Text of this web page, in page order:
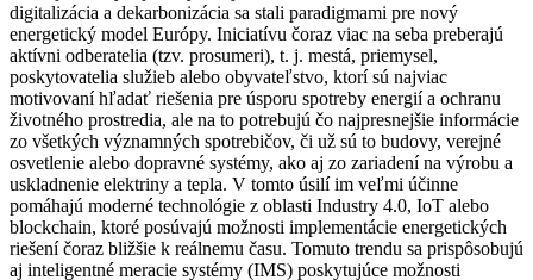
digitalizácia a dekarbonizácia sa stali paradigmami pre nový
energetický model Európy. Iniciatívu čoraz viac na seba preberajú
aktívni odberatelia (tzv. prosumeri), t. j. mestá, priemysel,
poskytovatelia služieb alebo obyvateľstvo, ktorí sú najviac
motivovaní hľadať riešenia pre úsporu spotreby energií a ochranu
životného prostredia, ale na to potrebujú čo najpresnejšie informácie
zo všetkých významných spotrebičov, či už sú to budovy, verejné
osvetlenie alebo dopravné systémy, ako aj zo zariadení na výrobu a
uskladnenie elektriny a tepla. V tomto úsilí im veľmi účinne
pomáhajú moderné technológie z oblasti Industry 4.0, IoT alebo
blockchain, ktoré posúvajú možnosti implementácie energetických
riešení čoraz bližšie k reálnemu času. Tomuto trendu sa prispôsobujú
aj inteligentné meracie systémy (IMS) poskytujúce možnosti